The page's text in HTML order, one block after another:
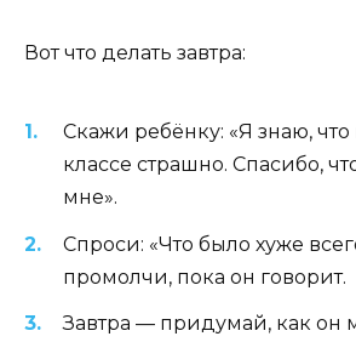
Вот что делать завтра:
Скажи ребёнку: «Я знаю, что
классе страшно. Спасибо,
мне».
Спроси: «Что было хуже
промолчи, пока он говорит.
Завтра — придумай, как он